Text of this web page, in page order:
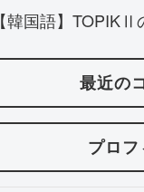
【韓国語】TOPIKⅡ
最近の
プロ